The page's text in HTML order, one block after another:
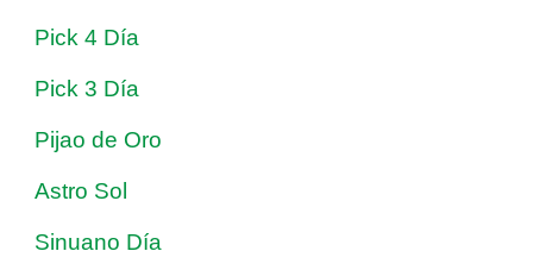
Pick 4 Día
Pick 3 Día
Pijao de Oro
Astro Sol
Sinuano Día